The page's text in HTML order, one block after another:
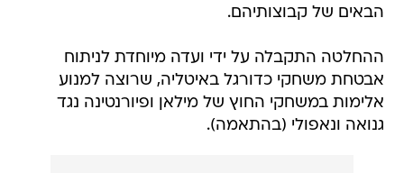
הבאים של קבוצותיהם.
ההחלטה התקבלה על ידי ועדה מיוחדת לניתוח
אבטחת משחקי כדורגל באיטליה, שרוצה למנוע
אלימות במשחקי החוץ של מילאן ופיורנטינה נגד
גנואה ונאפולי (בהתאמה).